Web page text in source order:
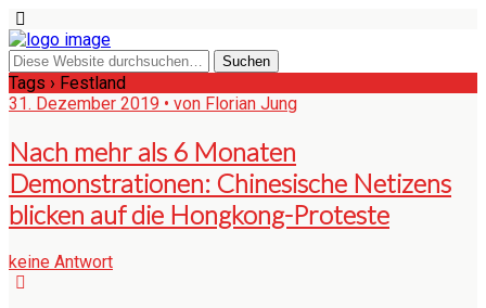
Tags › Festland
31. Dezember 2019 • von Florian Jung
Nach mehr als 6 Monaten
Demonstrationen: Chinesische Netizens
blicken auf die Hongkong-Proteste
keine Antwort